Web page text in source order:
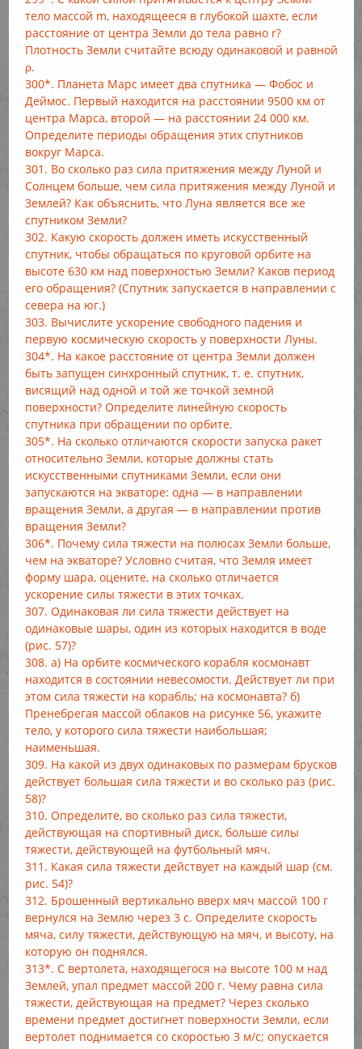
тело массой m, находящееся в глубокой шахте, если
расстояние от центра Земли до тела равно r?
Плотность Земли считайте всюду одинаковой и равной
ρ.
300*. Планета Марс имеет два спутника — Фобос и
Деймос. Первый находится на расстоянии 9500 км от
центра Марса, второй — на расстоянии 24 000 км.
Определите периоды обращения этих спутников
вокруг Марса.
301. Во сколько раз сила притяжения между Луной и
Солнцем больше, чем сила притяжения между Луной и
Землей? Как объяснить, что Луна является все же
спутником Земли?
302. Какую скорость должен иметь искусственный
спутник, чтобы обращаться по круговой орбите на
высоте 630 км над поверхностью Земли? Каков период
его обращения? (Спутник запускается в направлении с
севера на юг.)
303. Вычислите ускорение свободного падения и
первую космическую скорость у поверхности Луны.
304*. На какое расстояние от центра Земли должен
быть запущен синхронный спутник, т. е. спутник,
висящий над одной и той же точкой земной
поверхности? Определите линейную скорость
спутника при обращении по орбите.
305*. На сколько отличаются скорости запуска ракет
относительно Земли, которые должны стать
искусственными спутниками Земли, если они
запускаются на экваторе: одна — в направлении
вращения Земли, а другая — в направлении против
вращения Земли?
306*. Почему сила тяжести на полюсах Земли больше,
чем на экваторе? Условно считая, что Земля имеет
форму шара, оцените, на сколько отличается
ускорение силы тяжести в этих точках.
307. Одинаковая ли сила тяжести действует на
одинаковые шары, один из которых находится в воде
(рис. 57)?
308. а) На орбите космического корабля космонавт
находится в состоянии невесомости. Действует ли при
этом сила тяжести на корабль; на космонавта? б)
Пренебрегая массой облаков на рисунке 56, укажите
тело, у которого сила тяжести наибольшая;
наименьшая.
309. На какой из двух одинаковых по размерам брусков
действует большая сила тяжести и во сколько раз (рис.
58)?
310. Определите, во сколько раз сила тяжести,
действующая на спортивный диск, больше силы
тяжести, действующей на футбольный мяч.
311. Какая сила тяжести действует на каждый шар (см.
рис. 54)?
312. Брошенный вертикально вверх мяч массой 100 г
вернулся на Землю через 3 с. Определите скорость
мяча, силу тяжести, действующую на мяч, и высоту, на
которую он поднялся.
313*. С вертолета, находящегося на высоте 100 м над
Землей, упал предмет массой 200 г. Чему равна сила
тяжести, действующая на предмет? Через сколько
времени предмет достигнет поверхности Земли, если
вертолет поднимается со скоростью 3 м/с; опускается